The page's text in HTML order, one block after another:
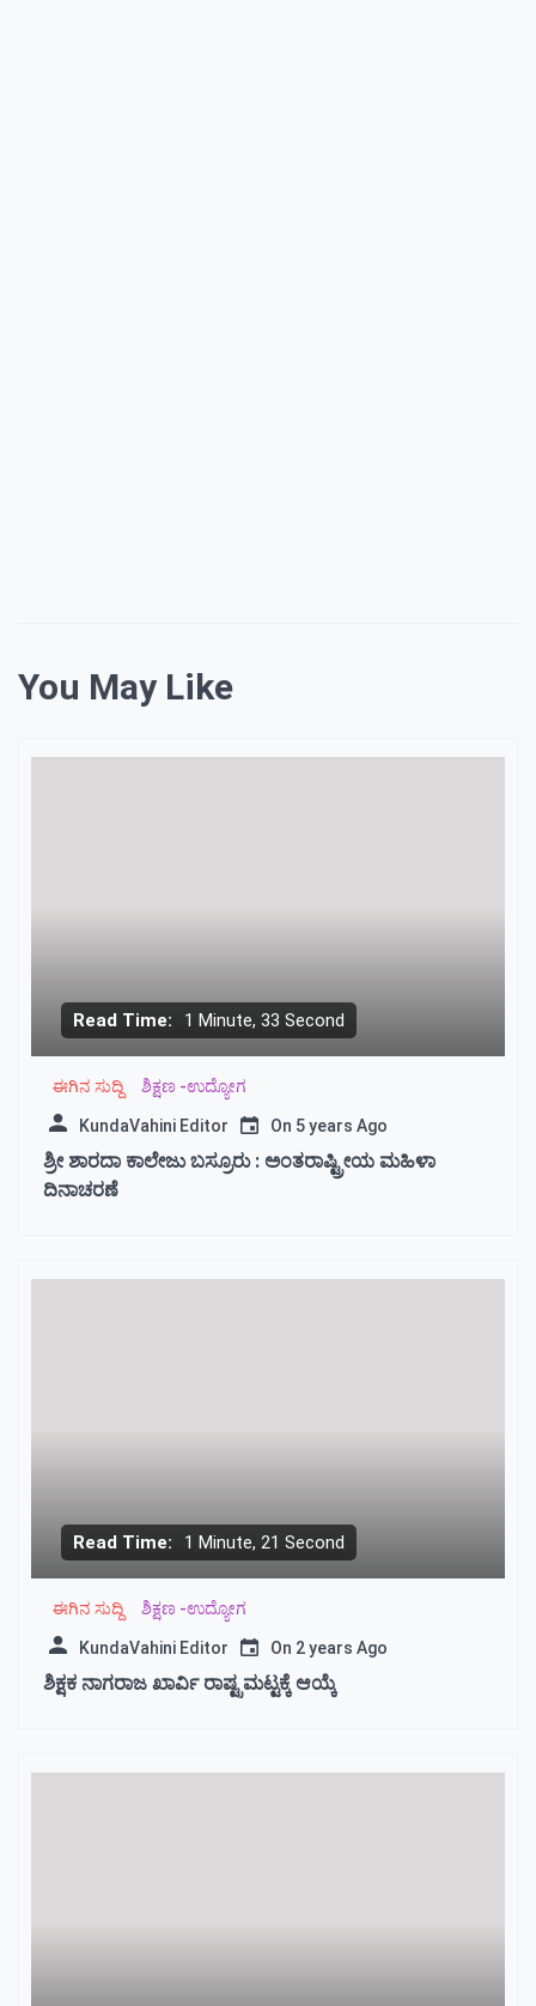
You May Like
Read Time: 1 Minute, 33 Second
ಈಗಿನ ಸುದ್ದಿ ಶಿಕ್ಷಣ -ಉದ್ಯೋಗ
KundaVahini Editor On 5 years Ago
ಶ್ರೀ ಶಾರದಾ ಕಾಲೇಜು ಬಸ್ರೂರು : ಅಂತರಾಷ್ಟ್ರೀಯ ಮಹಿಳಾ
ದಿನಾಚರಣೆ
Read Time: 1 Minute, 21 Second
ಈಗಿನ ಸುದ್ದಿ ಶಿಕ್ಷಣ -ಉದ್ಯೋಗ
KundaVahini Editor On 2 years Ago
ಶಿಕ್ಷಕ ನಾಗರಾಜ ಖಾರ್ವಿ ರಾಷ್ಟ್ರಮಟ್ಟಕ್ಕೆ ಆಯ್ಕೆ